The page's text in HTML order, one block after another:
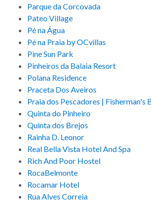
Parque da Corcovada
Pateo Village
Pé na Água
Pé na Praia by OCvillas
Pine Sun Park
Pinheiros da Balaia Resort
Polana Residence
Praceta Dos Aveiros
Praia dos Pescadores | Fisherman's
Quinta do Pinheiro
Quinta dos Brejos
Rainha D. Leonor
Real Bella Vista Hotel And Spa
Rich And Poor Hostel
RocaBelmonte
Rocamar Hotel
Rua Alves Correia